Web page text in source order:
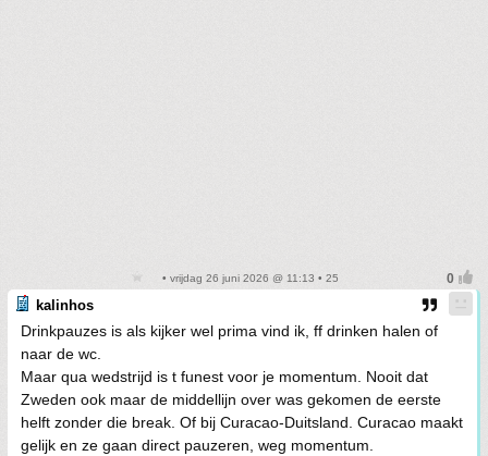
• vrijdag 26 juni 2026 @ 11:13 • 25
kalinhos
Drinkpauzes is als kijker wel prima vind ik, ff drinken halen of
naar de wc.
Maar qua wedstrijd is t funest voor je momentum. Nooit dat
Zweden ook maar de middellijn over was gekomen de eerste
helft zonder die break. Of bij Curacao-Duitsland. Curacao maakt
gelijk en ze gaan direct pauzeren, weg momentum.